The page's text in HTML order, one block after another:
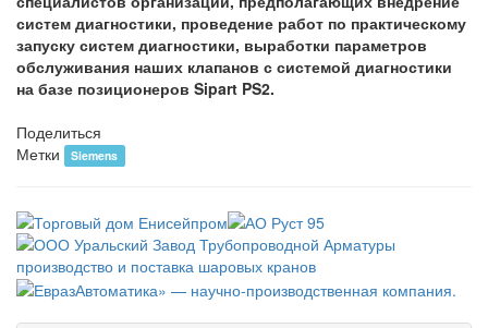
систем диагностики, проведение работ по практическому
запуску систем диагностики, выработки параметров
обслуживания наших клапанов с системой диагностики
на базе позиционеров Sipart PS2.
Поделиться
Метки
Siemens